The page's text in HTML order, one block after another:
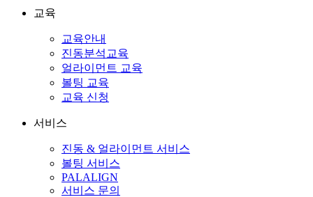
교육
교육안내
진동분석교육
얼라이먼트 교육
볼팅 교육
교육 신청
서비스
진동 & 얼라이먼트 서비스
볼팅 서비스
PALALIGN
서비스 문의